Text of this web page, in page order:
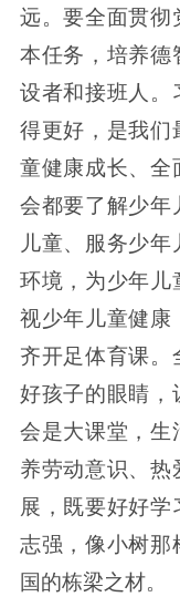
远。要全面贯彻
本任务，培养德
设者和接班人。
得更好，是我们
童健康成长、全
会都要了解少年
儿童、服务少
环境，为少年儿
视少年儿童健康
齐开足体育课。
好孩子的眼睛，
会是大课堂，生
养劳动意识、热
展，既要好好学
志强，像小树那
国的栋梁之材。